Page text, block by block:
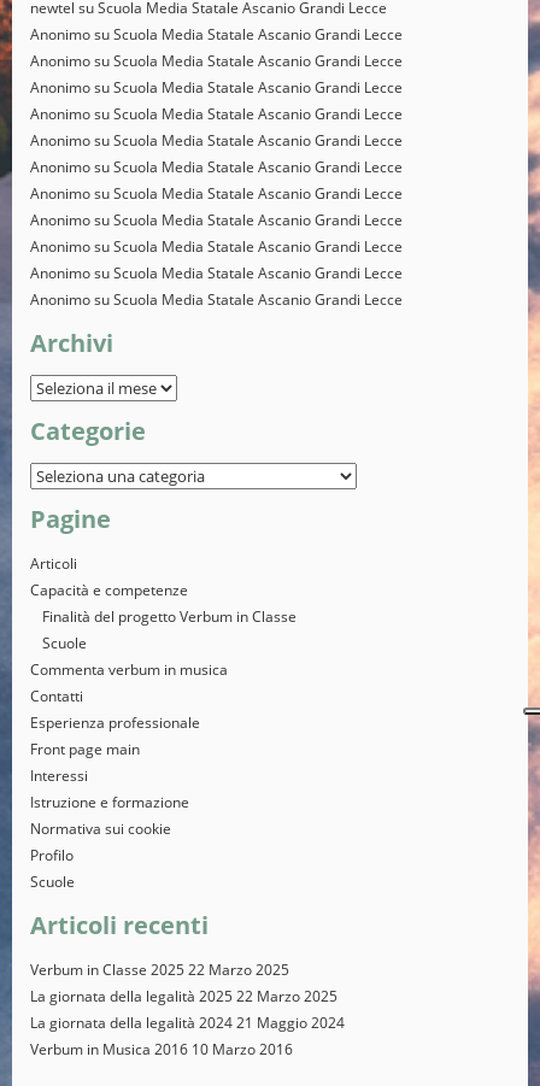
newtel suScuola Media Statale Ascanio Grandi Lecce
AnonimosuScuola Media Statale Ascanio Grandi Lecce
AnonimosuScuola Media Statale Ascanio Grandi Lecce
AnonimosuScuola Media Statale Ascanio Grandi Lecce
AnonimosuScuola Media Statale Ascanio Grandi Lecce
AnonimosuScuola Media Statale Ascanio Grandi Lecce
AnonimosuScuola Media Statale Ascanio Grandi Lecce
AnonimosuScuola Media Statale Ascanio Grandi Lecce
AnonimosuScuola Media Statale Ascanio Grandi Lecce
AnonimosuScuola Media Statale Ascanio Grandi Lecce
AnonimosuScuola Media Statale Ascanio Grandi Lecce
AnonimosuScuola Media Statale Ascanio Grandi Lecce
Archivi
Categorie
Pagine
Articoli
Capacità e competenze
Finalità del progetto Verbum in Classe
Scuole
Commenta verbum in musica
Contatti
Esperienza professionale
Front page main
Interessi
Istruzione e formazione
Normativa sui cookie
Profilo
Scuole
Articoli recenti
Verbum in Classe 202522 Marzo 2025
La giornata della legalità 202522 Marzo 2025
La giornata della legalità 202421 Maggio 2024
Verbum in Musica 2016 10 Marzo 2016